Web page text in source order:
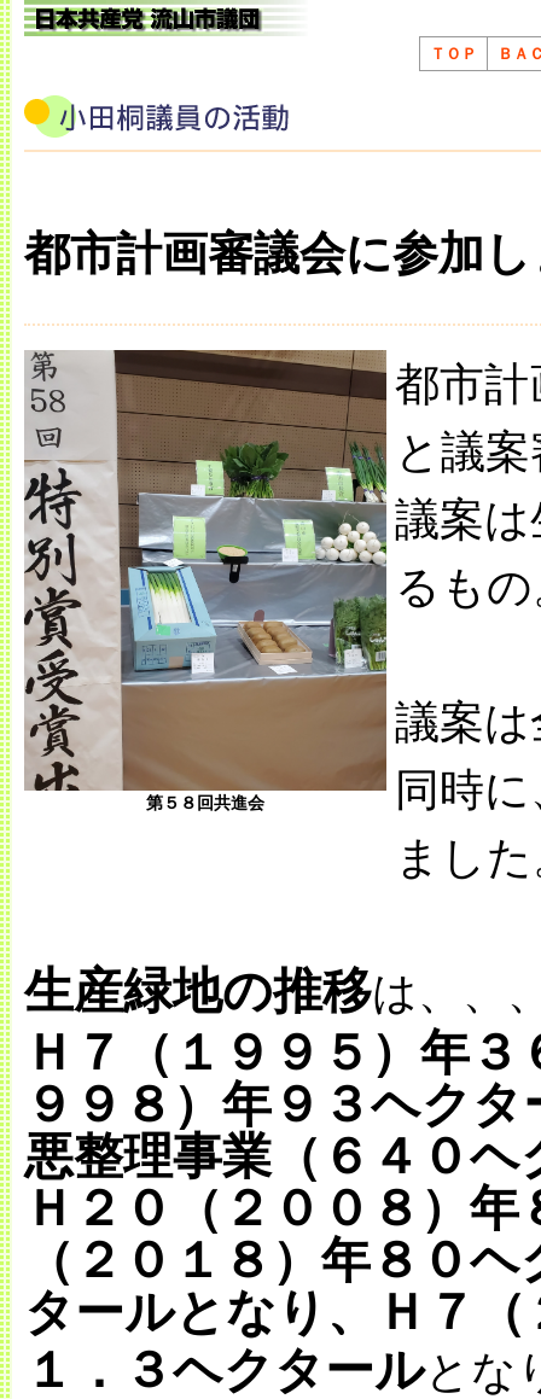
ＴＯＰ ＢＡ
都市計画審議会に参加
第５８回共進会
都市
と議
議案
るも
議案
同時
まし
生産緑地の推移は、、
Ｈ７（１９９５）年
９９８）年９３ヘク
悪整理事業（６４０
Ｈ２０（２００８）
（２０１８）年８０
タールとなり、Ｈ７
１．３ヘクタールとな